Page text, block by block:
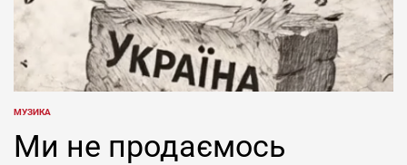
POSTED
МУЗИКА
Ми не продаємось